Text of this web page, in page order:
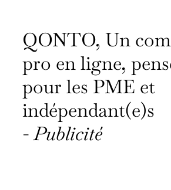
QONTO, Un
pro en ligne,
pour les PME et
indépendant(e)s
-Publicité